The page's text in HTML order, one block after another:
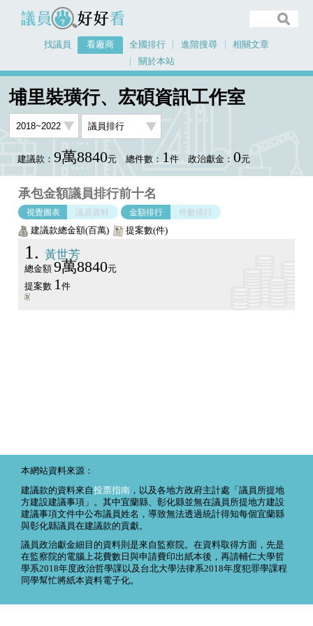
議員好好看
找議員 看廠商 全國排行 進階搜尋
相關文章
關於本站
埔里裝璜行、宏碩資訊工作室
埔里裝璜行、宏碩資訊工作室
建議款： 9萬8840元 總件數： 1件 政治獻金： 0元
承包金額議員排行前十名
視覺圖表 議員資料 金額排行 件數排行
建議款總金額(百萬) 提案數(件)
1 黃世芳
總金額 9萬8840元
提案數 1件
本網站資料來源：
建議款的資料來自投票指南 ，以及各地方政府主計處「議員所提地
方建設建議事項」。其中宜蘭縣、彰化縣並無在議員所提地方建設
建議事項文件中公布議員姓名，導致無法透過統計得知每個宜蘭縣
與彰化縣議員在建議款的貢獻。
議員政治獻金細目的資料則是來自監察院。在資料取得方面，先是
在監察院的電腦上花費數日與申請費印出紙本後，再請輔仁大學哲
學系2018年度政治哲學課以及台北大學法律系2018年度犯罪學課程
同學幫忙將紙本資料電子化。